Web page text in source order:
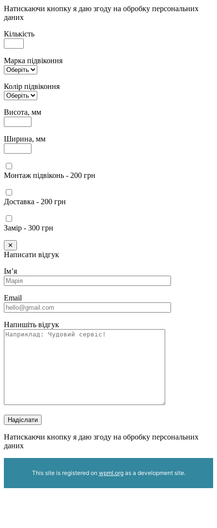
Натискаючи кнопку я даю згоду на обробку персональних
даних
Кількість
Марка підвіконня
Колір підвіконня
Висота, мм
Ширина, мм
Монтаж підвіконь - 200 грн
Доставка - 200 грн
Замір - 300 грн
✕
Написати відгук
Імʼя
Email
Напишіть відгук
Надіслати
Натискаючи кнопку я даю згоду на обробку персональних
даних
This site is registered on wpml.orgas a development site.